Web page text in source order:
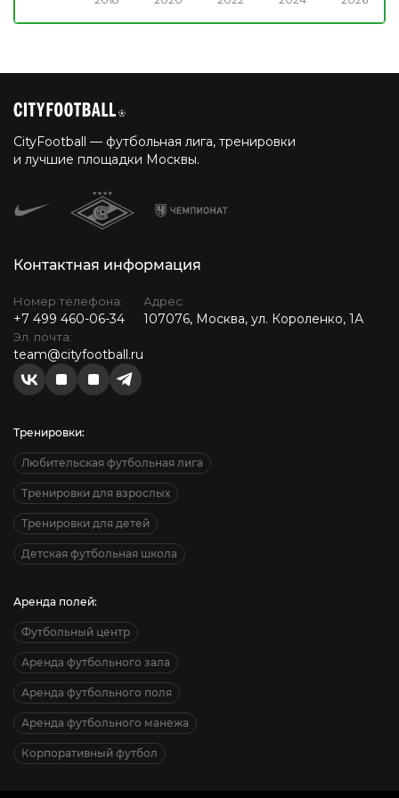
CityFootball — футбольная лига, тренировки
и лучшие площадки Москвы.
Контактная информация
Номер телефона:
+7 499 460-06-34
Эл. почта:
team@cityfootball.ru
Адрес:
107076, Москва, ул. Короленко, 1А
Тренировки:
Любительская футбольная лига
Тренировки для взрослых
Тренировки для детей
Детская футбольная школа
Аренда полей:
Футбольный центр
Аренда футбольного зала
Аренда футбольного поля
Аренда футбольного манежа
Корпоративный футбол